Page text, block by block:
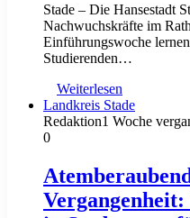
Stade – Die Hansestadt
Nachwuchskräfte im
Einführungswoche
Studierenden…
Weiterlesen
Landkreis Stade
Redaktion1 Woche
0